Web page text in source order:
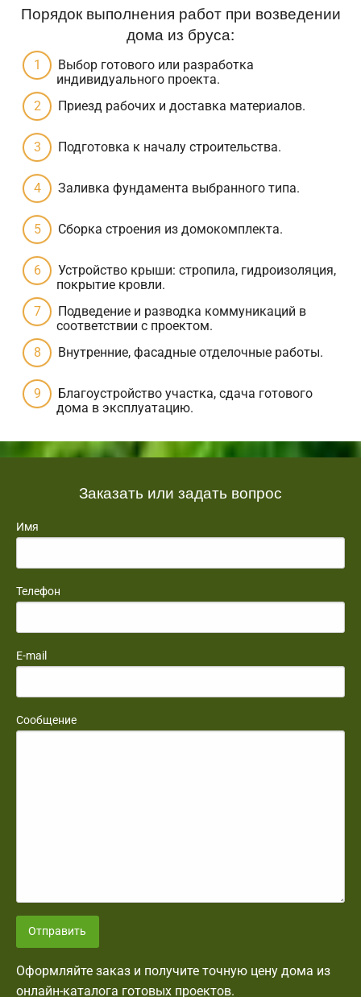
Порядок выполнения работ при возведении
дома из бруса:
Выбор готового или разработка
индивидуального проекта.
Приезд рабочих и доставка материалов.
Подготовка к началу строительства.
Заливка фундамента выбранного типа.
Сборка строения из домокомплекта.
Устройство крыши: стропила, гидроизоляция,
покрытие кровли.
Подведение и разводка коммуникаций в
соответствии с проектом.
Внутренние, фасадные отделочные работы.
Благоустройство участка, сдача готового
дома в эксплуатацию.
Заказать или задать вопрос
Имя
Телефон
E-mail
Сообщение
Отправить
Оформляйте заказ и получите точную цену дома из
онлайн-каталога готовых проектов.